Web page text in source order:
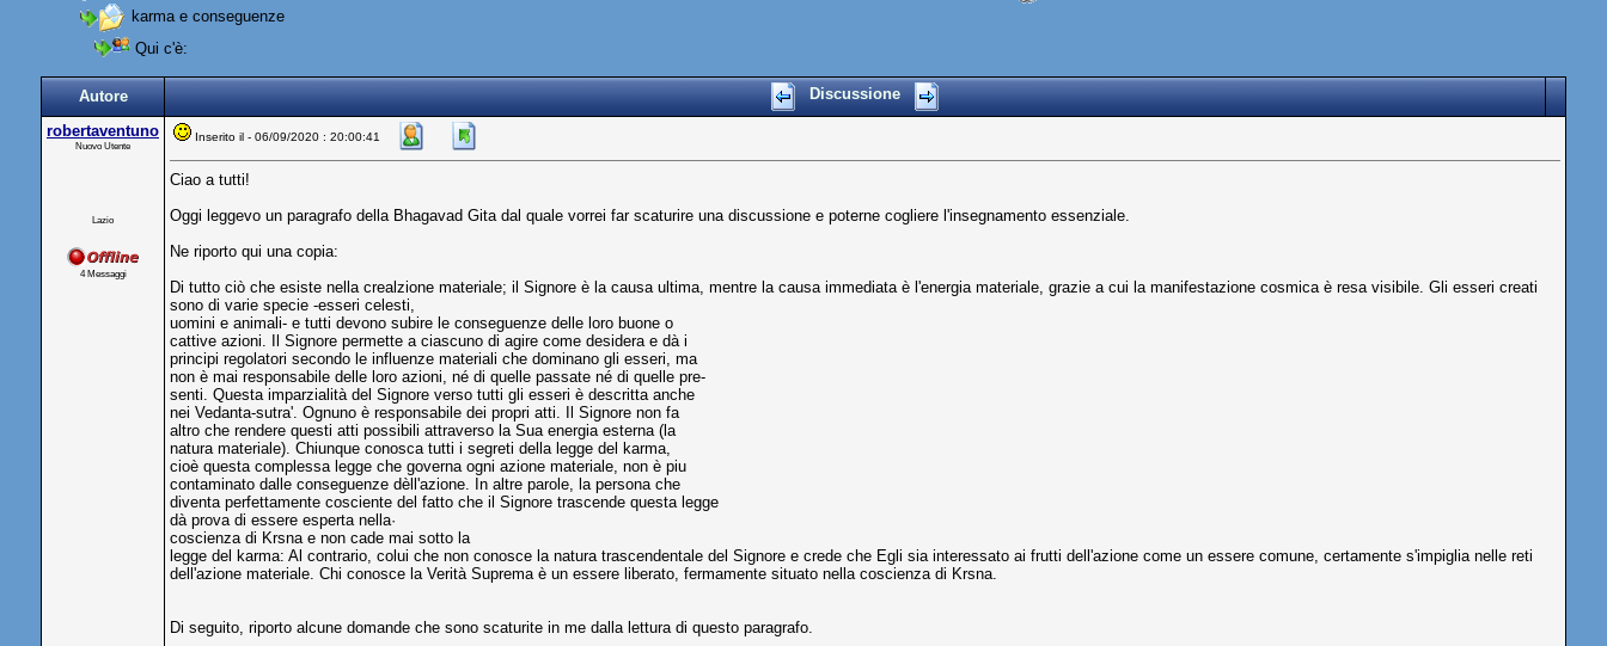
karma e conseguenze
Qui c'è:
Autore Discussione
robertaventuno
Nuovo Utente
Lazio
4 Messaggi
Inserito il - 06/09/2020 : 20:00:41
Ciao a tutti!
Oggi leggevo un paragrafo della Bhagavad Gita dal quale vorrei far scaturire una discussione e poterne cogliere l'insegnamento essenziale.
Ne riporto qui una copia:
Di tutto ciò che esiste nella crealzione materiale; il Signore è la causa ultima, mentre la causa immediata è l'energia materiale, grazie a cui la manifestazione cosmica è resa visibile. Gli esseri creati
sono di varie specie -esseri celesti,
uomini e animali- e tutti devono subire le conseguenze delle loro buone o
cattive azioni. Il Signore permette a ciascuno di agire come desidera e dà i
principi regolatori secondo le influenze materiali che dominano gli esseri, ma
non è mai responsabile delle loro azioni, né di quelle passate né di quelle pre-
senti. Questa imparzialità del Signore verso tutti gli esseri è descritta anche
nei Vedanta-sutra'. Ognuno è responsabile dei propri atti. Il Signore non fa
altro che rendere questi atti possibili attraverso la Sua energia esterna (la
natura materiale). Chiunque conosca tutti i segreti della legge del karma,
cioè questa complessa legge che governa ogni azione materiale, non è piu
contaminato dalle conseguenze dèll'azione. In altre parole, la persona che
diventa perfettamente cosciente del fatto che il Signore trascende questa legge
dà prova di essere esperta nella·
coscienza di Krsna e non cade mai sotto la
legge del karma: Al contrario, colui che non conosce la natura trascendentale del Signore e crede che Egli sia interessato ai frutti dell'azione come un essere comune, certamente s'impiglia nelle reti
dell'azione materiale. Chi conosce la Verità Suprema è un essere liberato, fermamente situato nella coscienza di Krsna.
Di seguito, riporto alcune domande che sono scaturite in me dalla lettura di questo paragrafo.